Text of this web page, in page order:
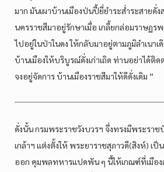
มาก มันเผาบ้านเมืองป่นปี้ยี่ยำระส่ำระสายดั่ง
นครราชสีมาอยู่รักษาเมื่อ เกลี้ยกล่อมราษฏร
ไปอยู่ในป่าในดง ให้กลับมาอยู่ตามภูมิลำเนาเ
บ้านเมืองให้บริบูรณ์ดั่งเก่าเถิด ท่านอย่าได้ติด
จงอยู่จัดการ บ้านเมืองราชสีมาให้ดีดั่งเดิม ”
ดั่งนั้น กรมพระราชวังบวรฯ จึ่งทรงมีพระรา
เกล้าฯ แต่งตั้งให้ พระยาราชสุภาวดี(สิงห์) เ
ออก คุมพลทหารแปดพัน ๆ นี้ให้เกณฑ์ที่เมือง